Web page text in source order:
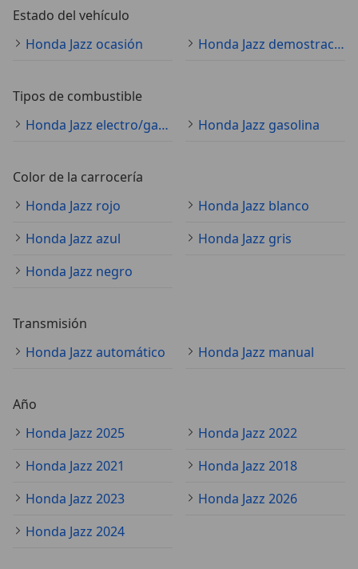
Estado del vehículo
Honda Jazz ocasión
Honda Jazz demostración
Tipos de combustible
Honda Jazz electro/gasolina
Honda Jazz gasolina
Color de la carrocería
Honda Jazz rojo
Honda Jazz blanco
Honda Jazz azul
Honda Jazz gris
Honda Jazz negro
Transmisión
Honda Jazz automático
Honda Jazz manual
Año
Honda Jazz 2025
Honda Jazz 2022
Honda Jazz 2021
Honda Jazz 2018
Honda Jazz 2023
Honda Jazz 2026
Honda Jazz 2024